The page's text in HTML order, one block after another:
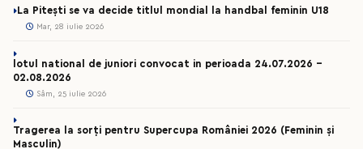
La Pitești se va decide titlul mondial la handbal feminin U18
Mar, 28 iulie 2026
lotul national de juniori convocat in perioada 24.07.2026 –
02.08.2026
Sâm, 25 iulie 2026
Tragerea la sorți pentru Supercupa României 2026 (Feminin și
Masculin)